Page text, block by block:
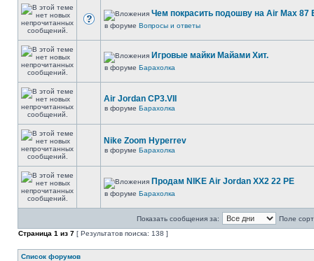
Чем покрасить подошву на Air Max 87
в форуме Вопросы и ответы
Игровые майки Майами Хит.
в форуме Барахолка
Air Jordan CP3.VII
в форуме Барахолка
Nike Zoom Hyperrev
в форуме Барахолка
Продам NIKE Air Jordan XX2 22 PE
в форуме Барахолка
Показать сообщения за:
Поле
Страница 1 из 7 [ Результатов поиска: 138 ]
Список форумов